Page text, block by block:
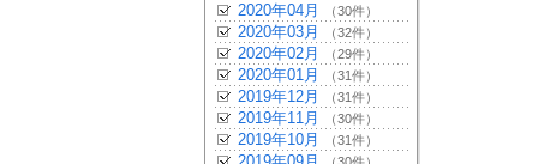
2020年04月 （30件）
2020年03月 （32件）
2020年02月 （29件）
2020年01月 （31件）
2019年12月 （31件）
2019年11月 （30件）
2019年10月 （31件）